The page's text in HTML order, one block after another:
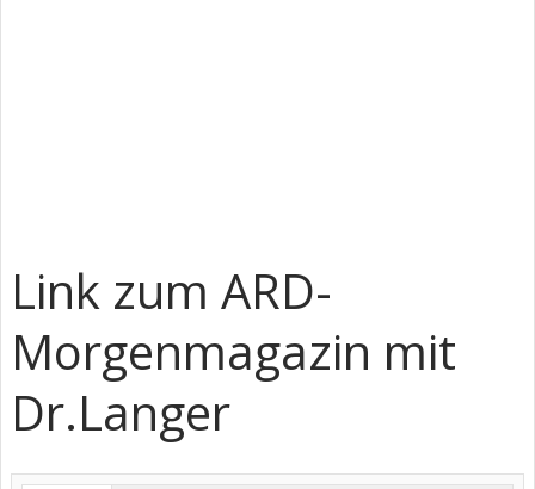
Link zum ARD-
Morgenmagazin mit
Dr.Langer